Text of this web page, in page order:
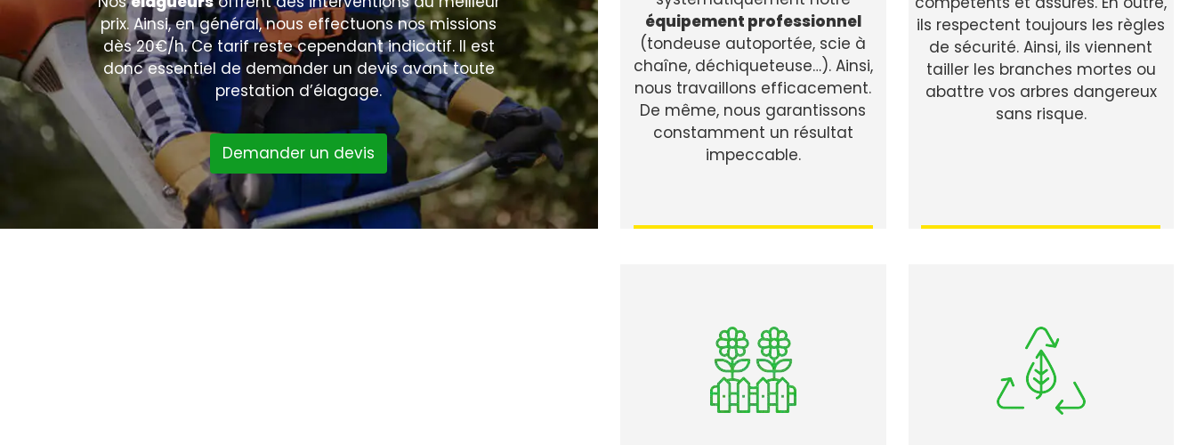
prix. Ainsi, en général, nous effectuons nos missions
dès 20€/h. Ce tarif reste cependant indicatif. Il est
donc essentiel de demander un devis avant toute
prestation d’élagage.
Demander un devis
équipement professionnel
(tondeuse autoportée, scie à
chaîne, déchiqueteuse…). Ainsi,
nous travaillons efficacement.
De même, nous garantissons
constamment un résultat
impeccable.
ils respectent toujours les règles
de sécurité. Ainsi, ils viennent
tailler les branches mortes ou
abattre vos arbres dangereux
sans risque.